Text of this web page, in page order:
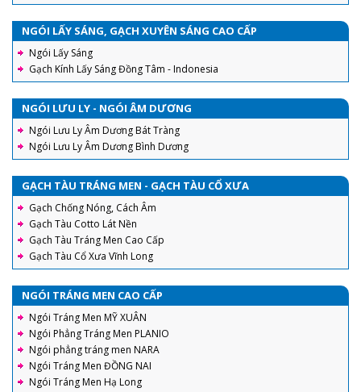
NGÓI LẤY SÁNG, GẠCH XUYÊN SÁNG CAO CẤP
Ngói Lấy Sáng
Gạch Kính Lấy Sáng Đồng Tâm - Indonesia
NGÓI LƯU LY - NGÓI ÂM DƯƠNG
Ngói Lưu Ly Âm Dương Bát Tràng
Ngói Lưu Ly Âm Dương Bình Dương
GẠCH TÀU TRÁNG MEN - GẠCH TÀU CỔ XƯA
Gạch Chống Nóng, Cách Âm
Gạch Tàu Cotto Lát Nền
Gạch Tàu Tráng Men Cao Cấp
Gạch Tàu Cổ Xưa Vĩnh Long
NGÓI TRÁNG MEN CAO CẤP
Ngói Tráng Men MỸ XUÂN
Ngói Phẳng Tráng Men PLANIO
Ngói phẳng tráng men NARA
Ngói Tráng Men ĐỒNG NAI
Ngói Tráng Men Hạ Long